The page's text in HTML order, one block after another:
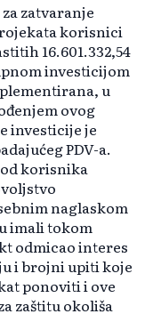
zatvaranje
korisnici
16.601.332,54
investicijom
u
ovog
investicije je
PDV-a.
korisnika
naglaskom
imali tokom
odmicao interes
i brojni upiti koje
ponoviti i ove
zaštitu okoliša